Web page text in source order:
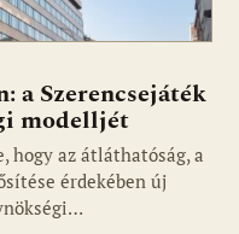
a Szerencsejáték
modelljét
hogy az átláthatóság, a
érdekében új